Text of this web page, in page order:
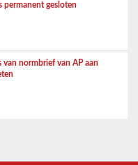
permanent gesloten
van normbrief van AP aan